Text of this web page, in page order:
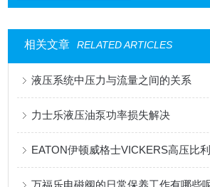
相关文章 RELATED ARTICLES
液压系统中压力与流量之间的关系
力士乐液压油泵功率损失解决
万福乐电磁阀的日常保养工作有哪些